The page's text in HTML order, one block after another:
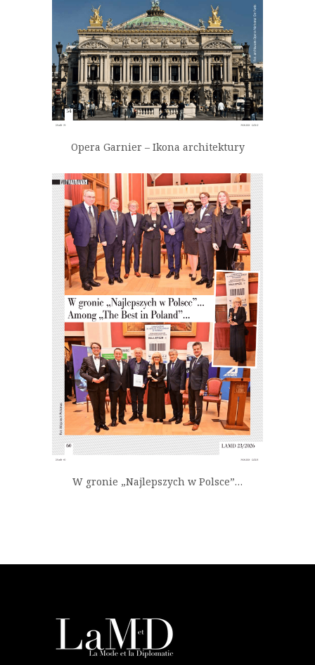
Opera Garnier – Ikona architektury
W gronie „Najlepszych w Polsce”…